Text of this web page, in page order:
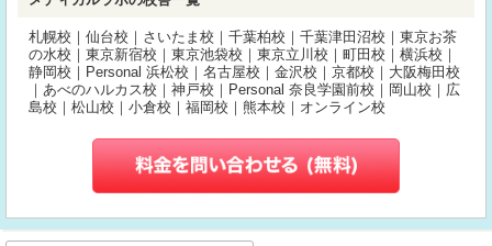
札幌校｜仙台校｜さいたま校｜千葉柏校｜千葉津田沼校｜東京お茶
の水校｜東京新宿校｜東京池袋校｜東京立川校｜町田校｜横浜校｜
静岡校｜Personal 浜松校｜名古屋校｜金沢校｜京都校｜大阪梅田校
｜あべのハルカス校｜神戸校｜Personal 奈良学園前校｜岡山校｜広
島校｜松山校｜小倉校｜福岡校｜熊本校｜オンライン校